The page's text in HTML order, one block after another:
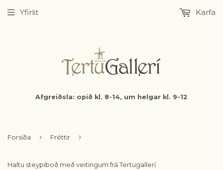
Afgreiðsla: opið kl. 8-14, um helgar kl. 9-12
Yfirlit Karfa
Forsíða › Fréttir ›
Haltu steypiboð með veitingum frá Tertugallerí